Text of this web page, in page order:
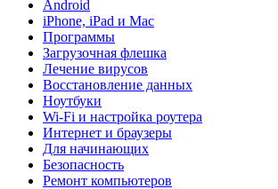
Android
iPhone, iPad и Mac
Программы
Загрузочная флешка
Лечение вирусов
Восстановление данных
Ноутбуки
Wi-Fi и настройка роутера
Интернет и браузеры
Для начинающих
Безопасность
Ремонт компьютеров